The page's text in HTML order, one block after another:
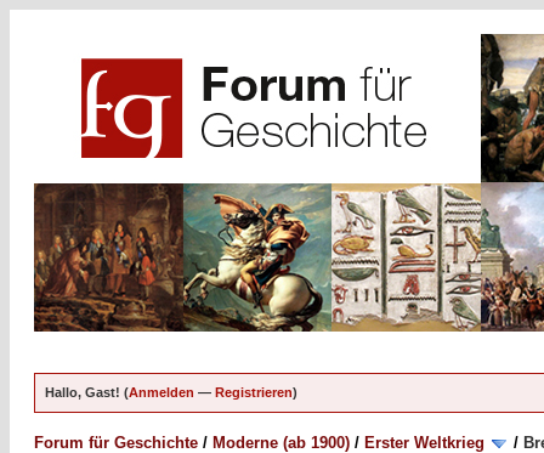
Hallo, Gast! (Anmelden — Registrieren)
Forum für Geschichte / Moderne (ab 1900) / Erster Weltkrieg /